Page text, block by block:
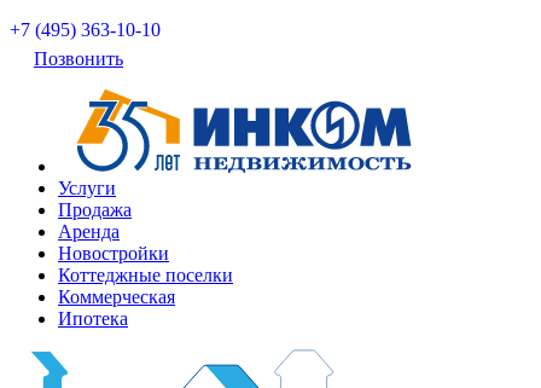
+7 (495) 363-10-10
Позвонить
Услуги
Продажа
Аренда
Новостройки
Коттеджные поселки
Коммерческая
Ипотека